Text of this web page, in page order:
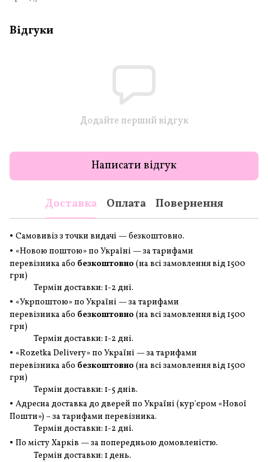
Відгуки
Додайте перший відгук
Написати відгук
Доставка Оплата Повернення
• Самовивіз з точки видачі — безкоштовно.
• «Новою поштою» по Україні — за тарифами
перевізника або безкоштовно (на всі замовленнявід 1500
грн)
Термін доставки: 1-2 дні.
• «Укрпоштою» по Україні — за тарифами
перевізника або безкоштовно (на всі замовленнявід 1500
грн)
Термін доставки: 1-2 дні.
• «Rozetka Delivery» по Україні — за тарифами
перевізника або безкоштовно (на всі замовленнявід 1500
грн)
Термін доставки: 1-5 днів.
• Адресна доставка до дверей по Україні (кур'єром «Нової
Пошти») – за тарифами перевізника.
Термін доставки: 1-2 дні.
• По місту Харків — за попередньою домовленістю.
Термін доставки: 1 день.